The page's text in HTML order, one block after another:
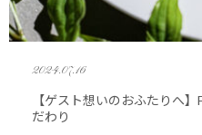
2024.07.16
【ゲスト想いのおふたりへ
だわり